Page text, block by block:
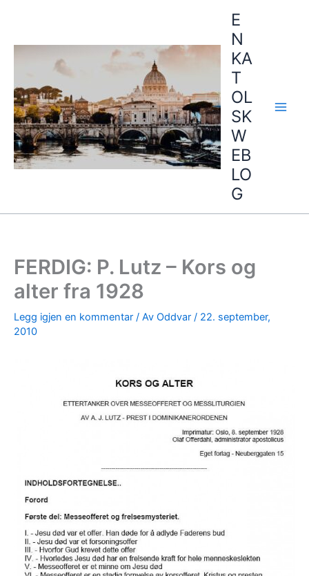
E
N
KA
T
OL
SK
W
EB
LO
G
FERDIG: P. Lutz – Kors og
alter fra 1928
Legg igjen en kommentar / Av Oddvar / 22. september,
2010